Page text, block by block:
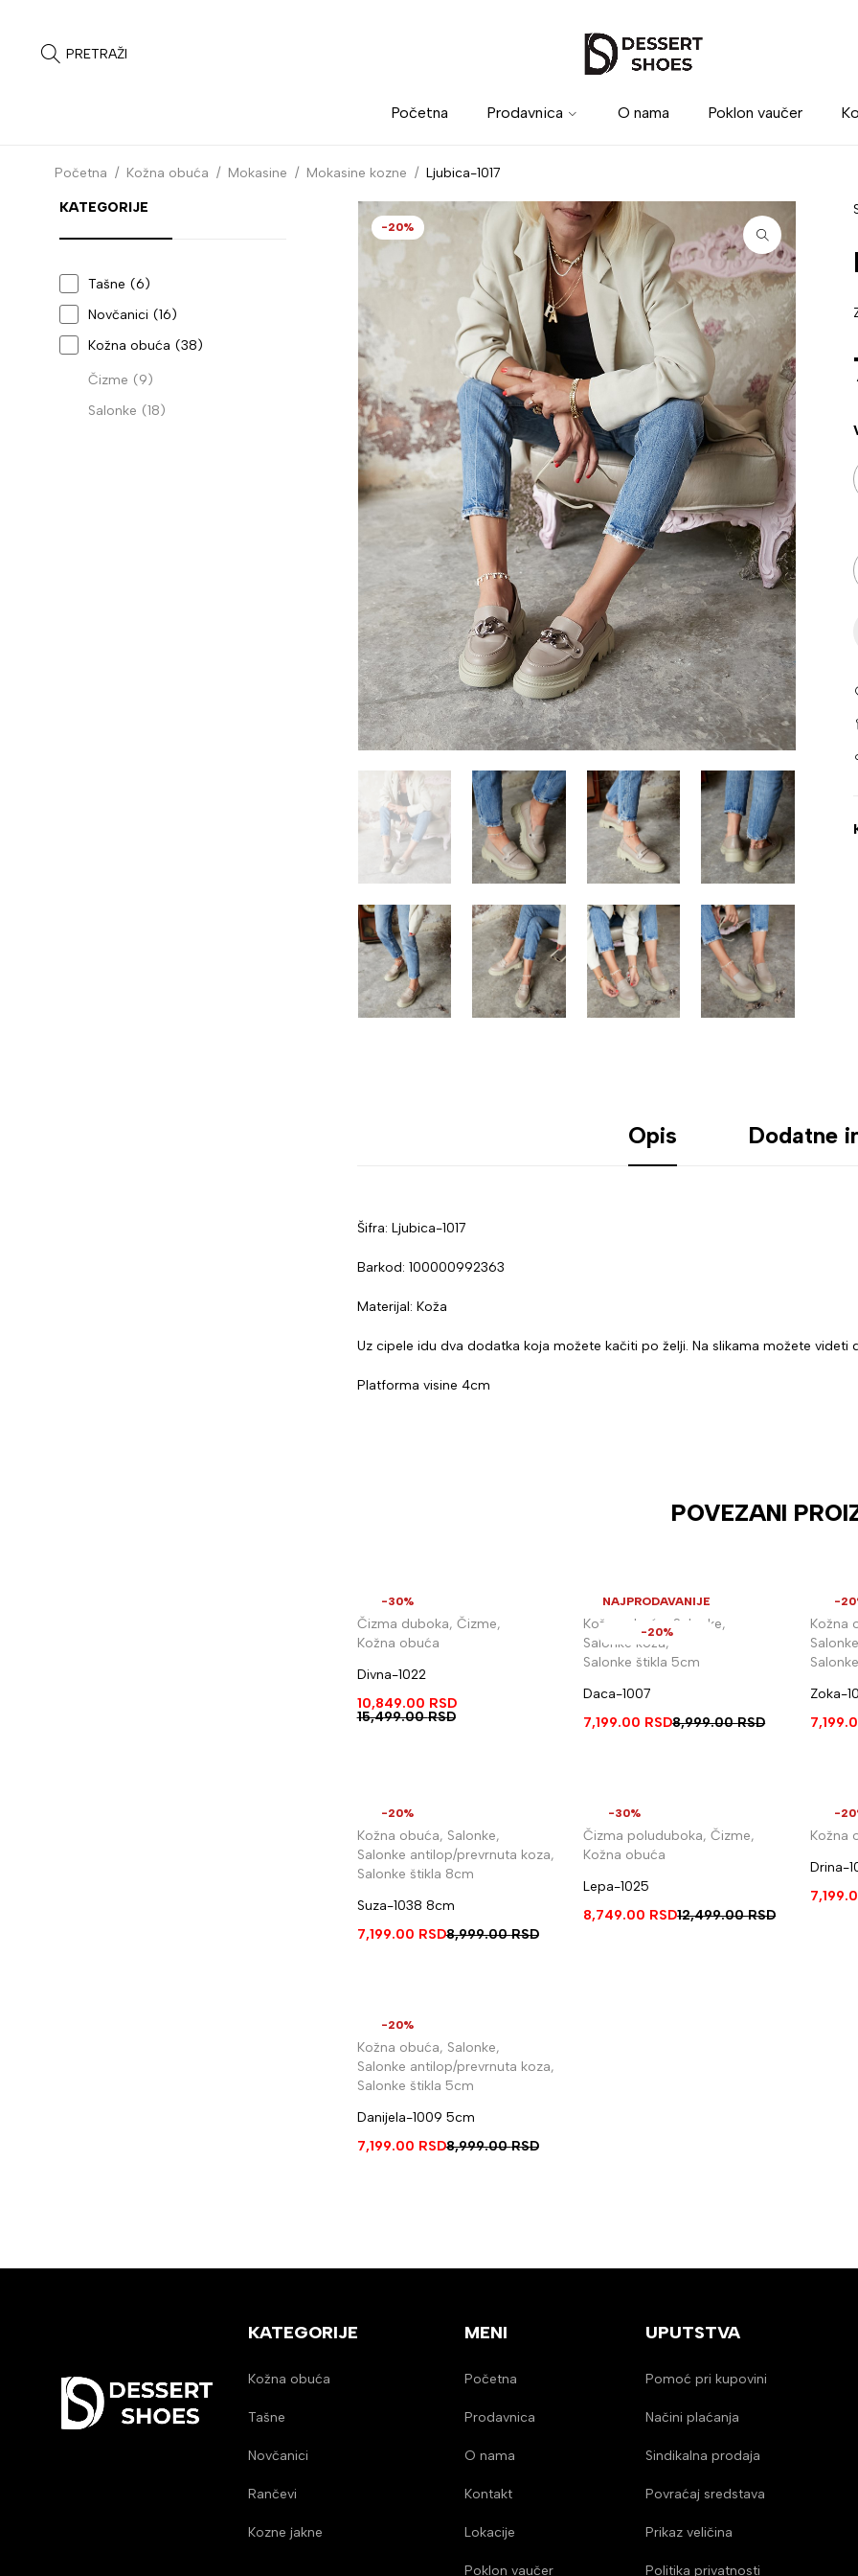
PRETRAŽI
Početna Prodavnica O nama Poklon vaučer
Početna / Kožna obuća / Mokasine / Mokasine kozne / Ljubica-1017
KATEGORIJE
Tašne (6)
Novčanici (16)
Kožna obuća (38)
Čizme (9)
Salonke (18)
-20%
Opis Dodatne
Šifra: Ljubica-1017
Barkod: 100000992363
Materijal: Koža
Uz cipele idu dva dodatka koja možete kačiti po želji. Na slikama možete videti
Platforma visine 4cm
POVEZANI
-30%
Čizma duboka, Čizme,
Kožna obuća
Divna-1022
15,499.00RSD
10,849.00 RSD
NAJPRODAVANIJE
-20%
Kožna obuća Salonke,
Salonke koža,
Salonke štikla 5cm
Daca-1007
8,999.00RSD
7,199.00 RSD
-
Kožna
Zoka-
-20%
Kožna obuća, Salonke,
Salonke antilop/prevrnuta koza,
Salonke štikla 8cm
Suza-1038 8cm
8,999.00RSD
7,199.00 RSD
-30%
Čizma poluduboka,Čizme,
Kožna obuća
Lepa-1025
12,499.00RSD
8,749.00 RSD
-
Kožna
Drina-
-20%
Kožna obuća, Salonke,
Salonke antilop/prevrnuta koza,
Salonke štikla 5cm
Danijela-1009 5cm
8,999.00RSD
7,199.00 RSD
KATEGORIJE
Kožna obuća
Tašne
Novčanici
Rančevi
Kozne jakne
MENI
Početna
Prodavnica
O nama
Kontakt
Lokacije
Poklon vaučer
UPUTSTVA
Pomoć pri kupovini
Načini plaćanja
Sindikalna prodaja
Povraćaj sredstava
Prikaz veličina
Politika privatnosti